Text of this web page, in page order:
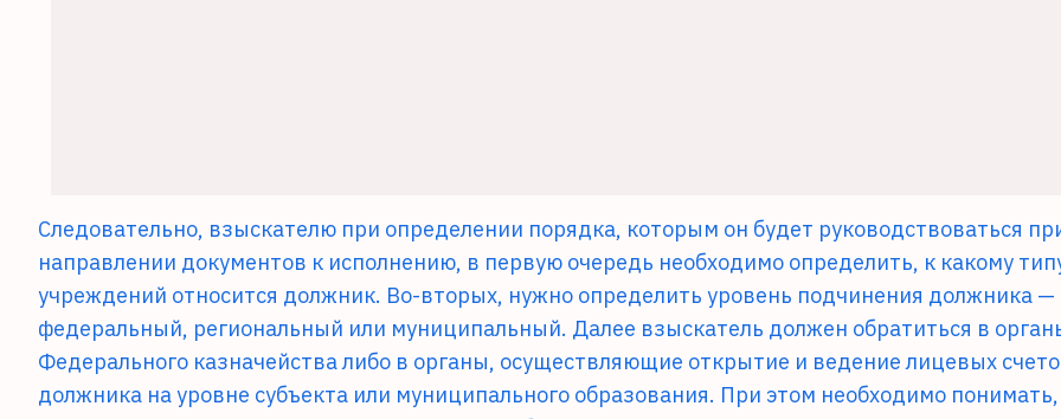
Следовательно, взыскателю при определении порядка, которым он будет руководствоваться
направлении документов к исполнению, в первую очередь необходимо определить, к какому
учреждений относится должник. Во-вторых, нужно определить уровень подчинения должника —
федеральный, региональный или муниципальный. Далее взыскатель должен обратиться в
Федерального казначейства либо в органы, осуществляющие открытие и ведение лицевых
должника на уровне субъекта или муниципального образования. При этом необходимо понимать,